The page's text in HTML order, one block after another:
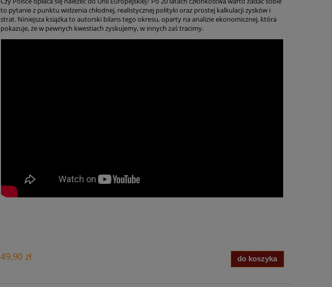
to pytanie z punktu widzenia chłodnej, realistycznej polityki oraz prostej kalkulacji zysków i
strat. Niniejsza książka to autorski bilans tego okresu, oparty na analizie ekonomicznej, która
pokazuje, że w pewnych kwestiach zyskujemy, w innych zaś tracimy.
49,90 zł do koszyka